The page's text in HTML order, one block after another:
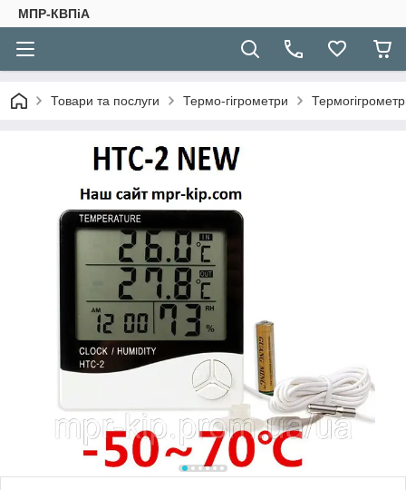
МПР-КВПіА
Товари та послуги Термо-гігрометри